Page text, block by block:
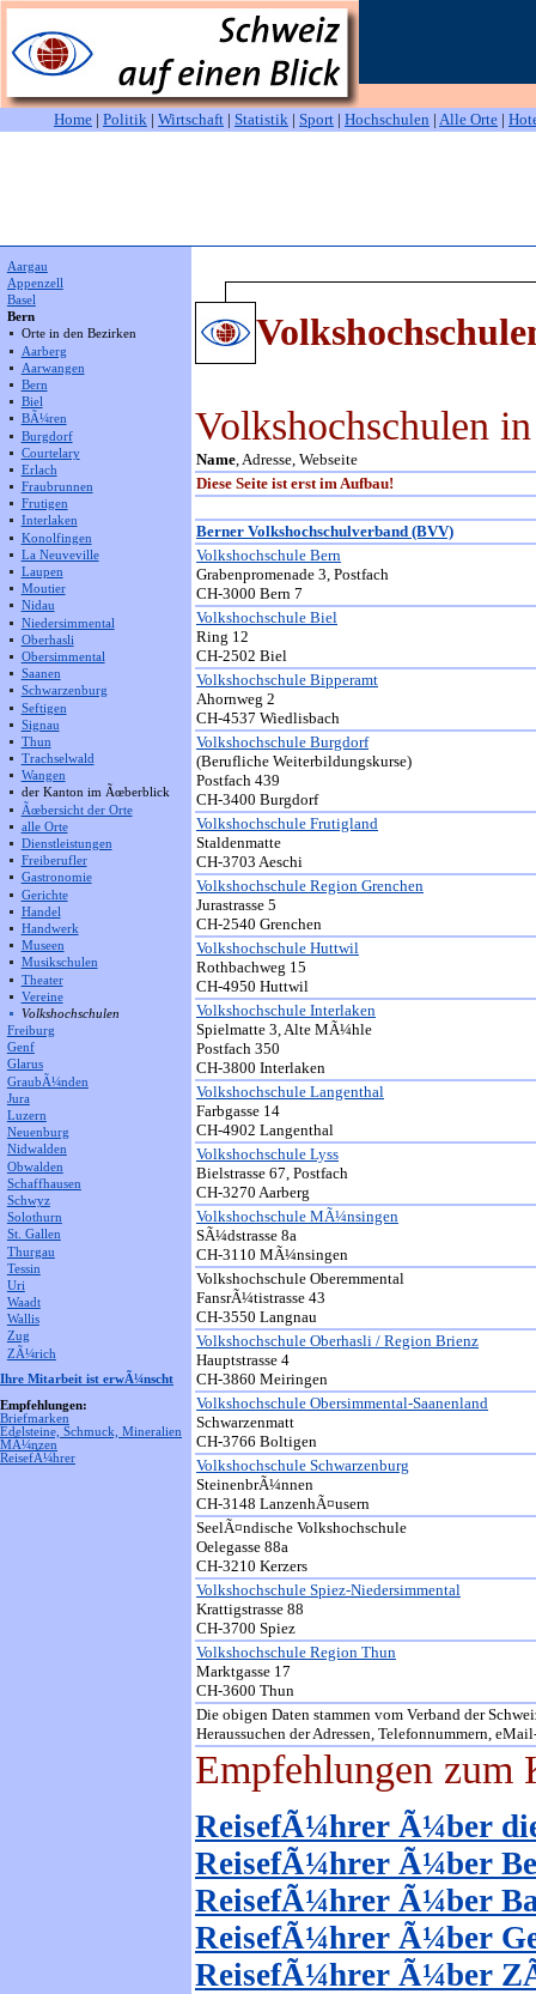
Home | Politik | Wirtschaft | Statistik | Sport | Hochschulen | Alle Orte |
Aargau
Appenzell
Basel
Bern
Orte in den Bezirken
Aarberg
Aarwangen
Bern
Biel
BÃ¼ren
Burgdorf
Courtelary
Erlach
Fraubrunnen
Frutigen
Interlaken
Konolfingen
La Neuveville
Laupen
Moutier
Nidau
Niedersimmental
Oberhasli
Obersimmental
Saanen
Schwarzenburg
Seftigen
Signau
Thun
Trachselwald
Wangen
der Kanton im Ãœberblick
Ãœbersicht der Orte
alle Orte
Dienstleistungen
Freiberufler
Gastronomie
Gerichte
Handel
Handwerk
Museen
Musikschulen
Theater
Vereine
Volkshochschulen
Freiburg
Genf
Glarus
GraubÃ¼nden
Jura
Luzern
Neuenburg
Nidwalden
Obwalden
Schaffhausen
Schwyz
Solothurn
St. Gallen
Thurgau
Tessin
Uri
Waadt
Wallis
Zug
ZÃ¼rich
Ihre Mitarbeit ist erwÃ¼nscht
Empfehlungen:
Briefmarken
Edelsteine, Schmuck, Mineralien
MÃ¼nzen
ReisefÃ¼hrer
Volkshochschulen
Name , Adresse, Webseite
Diese Seite ist erst im Aufbau!
Berner Volkshochschulverband (BVV)
Volkshochschule Bern
Grabenpromenade 3, Postfach
CH-3000 Bern 7
Volkshochschule Biel
Ring 12
CH-2502 Biel
Volkshochschule Bipperamt
Ahornweg 2
CH-4537 Wiedlisbach
Volkshochschule Burgdorf
(Berufliche Weiterbildungskurse)
Postfach 439
CH-3400 Burgdorf
Volkshochschule Frutigland
Staldenmatte
CH-3703 Aeschi
Volkshochschule Region Grenchen
Jurastrasse 5
CH-2540 Grenchen
Volkshochschule Huttwil
Rothbachweg 15
CH-4950 Huttwil
Volkshochschule Interlaken
Spielmatte 3, Alte MÃ¼hle
Postfach 350
CH-3800 Interlaken
Volkshochschule Langenthal
Farbgasse 14
CH-4902 Langenthal
Volkshochschule Lyss
Bielstrasse 67, Postfach
CH-3270 Aarberg
Volkshochschule MÃ¼nsingen
SÃ¼dstrasse 8a
CH-3110 MÃ¼nsingen
Volkshochschule Oberemmental
FansrÃ¼tistrasse 43
CH-3550 Langnau
Volkshochschule Oberhasli / Region Brienz
Hauptstrasse 4
CH-3860 Meiringen
Volkshochschule Obersimmental-Saanenland
Schwarzenmatt
CH-3766 Boltigen
Volkshochschule Schwarzenburg
SteinenbrÃ¼nnen
CH-3148 LanzenhÃ¤usern
SeelÃ¤ndische Volkshochschule
Oelegasse 88a
CH-3210 Kerzers
Volkshochschule Spiez-Niedersimmental
Krattigstrasse 88
CH-3700 Spiez
Volkshochschule Region Thun
Marktgasse 17
CH-3600 Thun
Die obigen Daten stammen vom Verband der
Heraussuchen der Adressen, Telefonnummern,
Empfehlungen zum
ReisefÃ¼hrer Ã¼ber
ReisefÃ¼hrer Ã¼ber
ReisefÃ¼hrer Ã¼ber
ReisefÃ¼hrer Ã¼ber
ReisefÃ¼hrer Ã¼ber